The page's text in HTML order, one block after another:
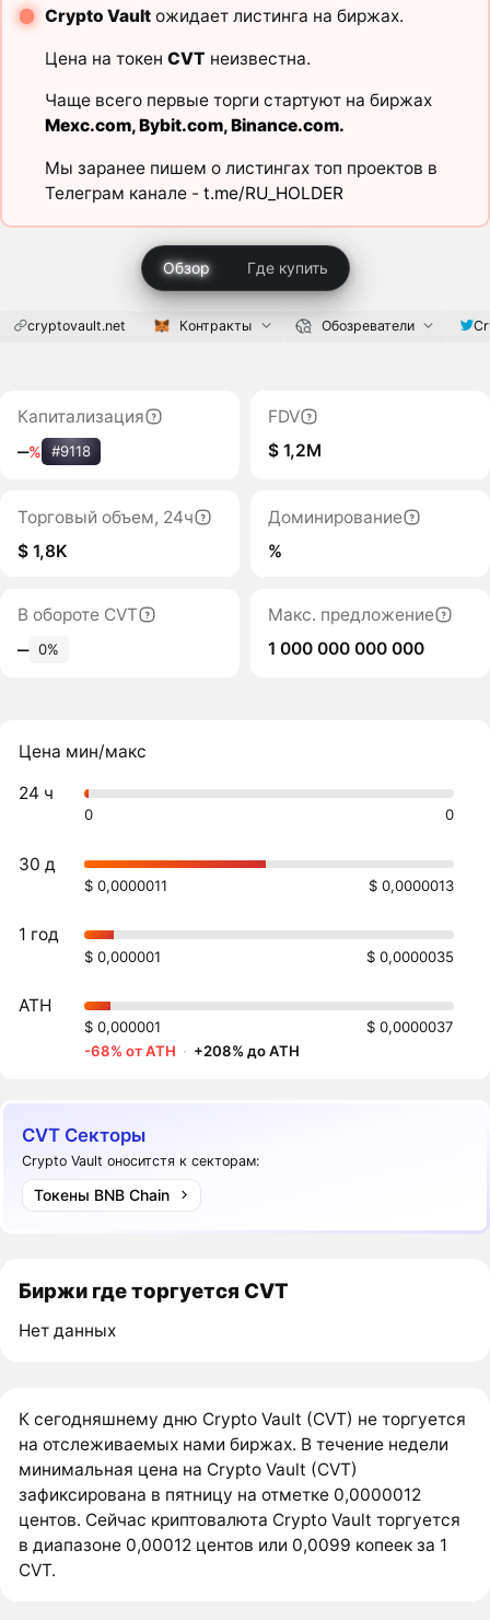
Crypto Vaultожидает листинга на биржах.
Цена на токен CVT неизвестна.
Чаще всего первые торги стартуют на биржах
Mexc.com,Bybit.com,Binance.com.
Мы заранее пишем о листингах топ проектов в
Телеграм канале - t.me/RU_HOLDER
Обзор Где купить
cryptovault.net Контракты Обозреватели
Капитализация
‒% #9118
FDV
$ 1,2M
Торговый объем, 24ч
$ 1,8K
Доминирование
%
В обороте CVT
‒ 0%
Макс. предложение
1 000 000 000 000
Цена мин/макс
24 ч
0 0
30 д
$ 0,0000011 $ 0,0000013
1 год
$ 0,000001 $ 0,0000035
ATH
$ 0,000001
$ 0,0000037
-68% от ATH · +208% до ATH
CVT Секторы
Crypto Vault оноситстя к секторам:
Токены BNB Chain
Биржи где торгуется CVT
Нет данных
К сегодняшнему дню Crypto Vault (CVT) не торгуется
на отслеживаемых нами биржах. В течение недели
минимальная цена на Crypto Vault (CVT)
зафиксирована в пятницу на отметке 0,0000012
центов. Сейчас криптовалюта Crypto Vault торгуется
в диапазоне 0,00012 центов или 0,0099 копеек за 1
CVT.